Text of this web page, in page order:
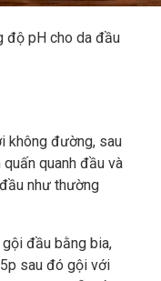
độ pH cho da đầu
không đường, sau
quanh đầu và
như thường
đầu bằng bia,
sau đó gội với